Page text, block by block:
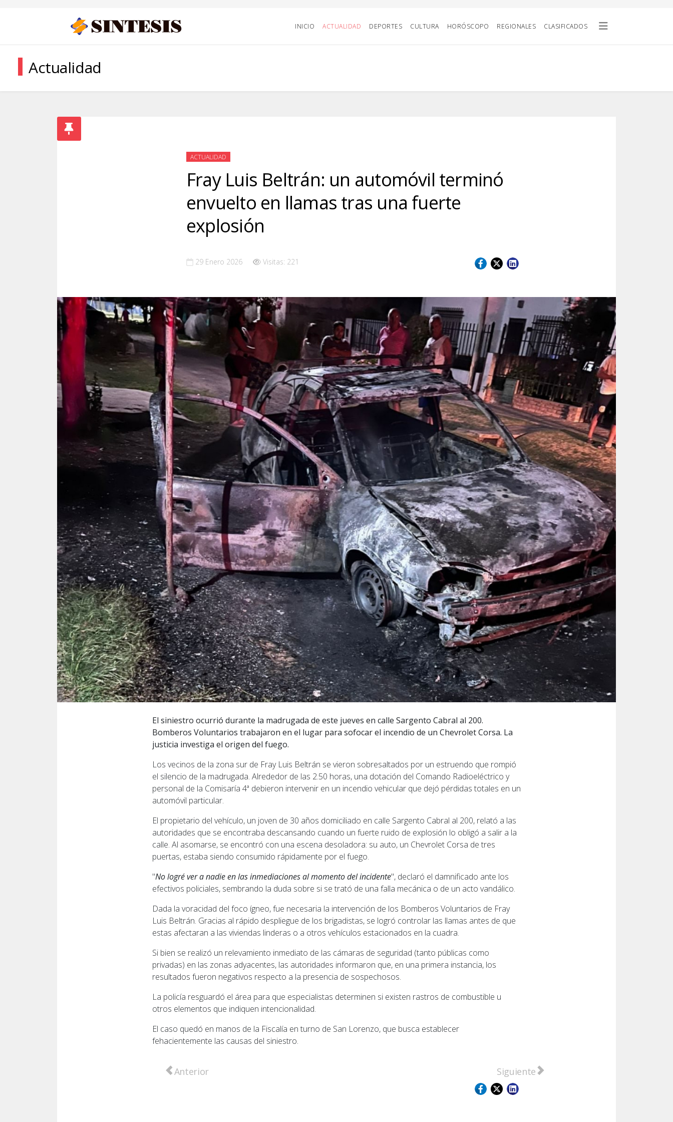
INICIO ACTUALIDAD DEPORTES CULTURA HORÓSCOPO REGIONALES CLASIFICADOS
Actualidad
ACTUALIDAD
Fray Luis Beltrán: un automóvil terminó
envuelto en llamas tras una fuerte
explosión
29 Enero 2026 Visitas: 221
El siniestro ocurrió durante la madrugada de este jueves en calle Sargento Cabral al 200.
Bomberos Voluntarios trabajaron en el lugar para sofocar el incendio de un Chevrolet Corsa. La
justicia investiga el origen del fuego.
Los vecinos de la zona sur de Fray Luis Beltrán se vieron sobresaltados por un estruendo que rompió
el silencio de la madrugada. Alrededor de las 2.50 horas, una dotación del Comando Radioeléctrico y
personal de la Comisaría 4ª debieron intervenir en un incendio vehicular que dejó pérdidas totales en un
automóvil particular.
El propietario del vehículo, un joven de 30 años domiciliado en calle Sargento Cabral al 200, relató a las
autoridades que se encontraba descansando cuando un fuerte ruido de explosión lo obligó a salir a la
calle. Al asomarse, se encontró con una escena desoladora: su auto, un Chevrolet Corsa de tres
puertas, estaba siendo consumido rápidamente por el fuego.
"No logré ver a nadie en las inmediaciones al momento del incidente", declaró el damnificado ante los
efectivos policiales, sembrando la duda sobre si se trató de una falla mecánica o de un acto vandálico.
Dada la voracidad del foco ígneo, fue necesaria la intervención de los Bomberos Voluntarios de Fray
Luis Beltrán. Gracias al rápido despliegue de los brigadistas, se logró controlar las llamas antes de que
estas afectaran a las viviendas linderas o a otros vehículos estacionados en la cuadra.
Si bien se realizó un relevamiento inmediato de las cámaras de seguridad (tanto públicas como
privadas) en las zonas adyacentes, las autoridades informaron que, en una primera instancia, los
resultados fueron negativos respecto a la presencia de sospechosos.
La policía resguardó el área para que especialistas determinen si existen rastros de combustible u
otros elementos que indiquen intencionalidad.
El caso quedó en manos de la Fiscalía en turno de San Lorenzo, que busca establecer
fehacientemente las causas del siniestro.
Artículo anterior: FESTRAM levantó el paro y hay tregua con los municipios
Anterior Artículo siguiente: Tragedia en San
Siguiente